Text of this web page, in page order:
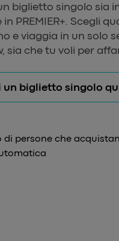
biglietto singolo sia
in PREMIER+. Scegli
e viaggia in un solo
sia che tu voli per
un biglietto singolo